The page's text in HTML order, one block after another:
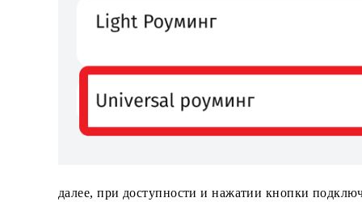
- далее, зайдите в раздел «Universal